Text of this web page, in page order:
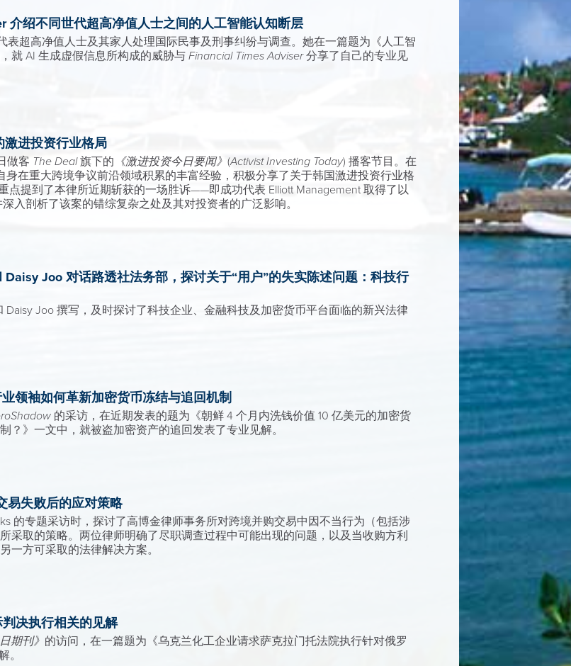
绍不同世代超高净值人士之间的人工智能认知断层
表超高净值人士及其家人处理国际民事及刑事纠纷与调查。她在一篇题为《人工智
就 AI 生成虚假信息所构成的威胁与 Financial Times Adviser分享了自己的专业见
进投资行业格局
做客 The Deal旗下的 《激进投资今日要闻》 (Activist Investing Today) 播客节目。在
身在重大跨境争议前沿领域积累的丰富经验，积极分享了关于韩国激进投资行业格
点提到了本律所近期斩获的一场胜诉——即成功代表 Elliott Management 取得了以
入剖析了该案的错综复杂之处及其对投资者的广泛影响。
Joo 对话路透社法务部，探讨关于“用户”的失实陈述问题：科技行
Daisy Joo 撰写，及时探讨了科技企业、金融科技及加密货币平台面临的新兴法律
领袖如何革新加密货币冻结与追回机制
的采访，在近期发表的题为《朝鲜 4 个月内洗钱价值 10 亿美元的加密货
》一文中，就被盗加密资产的追回发表了专业见解。
易失败后的应对策略
的专题采访时，探讨了高博金律师事务所对跨境并购交易中因不当行为（包括涉
采取的策略。两位律师明确了尽职调查过程中可能出现的问题，以及当收购方利
一方可采取的法律解决方案。
决执行相关的见解
期刊》 的访问，在一篇题为《乌克兰化工企业请求萨克拉门托法院执行针对俄罗
。